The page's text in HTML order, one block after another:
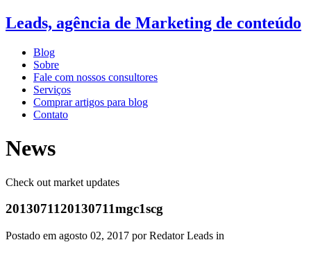
Leads, agência de Marketing de conteúdo
Blog
Sobre
Fale com nossos consultores
Serviços
Comprar artigos para blog
Contato
News
Check out market updates
2013071120130711mgc1scg
Postado em agosto 02, 2017 por Redator Leads in